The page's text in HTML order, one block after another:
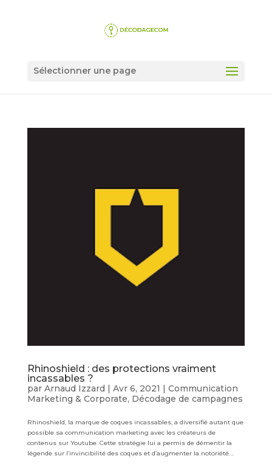
Sélectionner une page
Rhinoshield : des protections vraiment
incassables ?
par Arnaud Izzard Avr 6, 2021
Communication
Marketing & Corporate, Décodage de campagnes
Rhinoshield, la marque de coques incassables, a diversifié autant que
possible sa communication marketing avec les créateurs de
contenus sur Youtube. Cette stratégie lui a permis de démentir la
légende sur l’invincibilité des coques et d’augmenter la notoriété....